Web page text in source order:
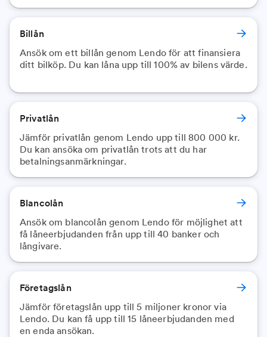
Billån
Ansök om ett billån genom Lendo för att finansiera
ditt bilköp. Du kan låna upp till 100% av bilens värde.
Privatlån
Jämför privatlån genom Lendo upp till 800 000 kr.
Du kan ansöka om privatlån trots att du har
betalningsanmärkningar.
Blancolån
Ansök om blancolån genom Lendo för möjlighet att
få låneerbjudanden från upp till 40 banker och
långivare.
Företagslån
Jämför företagslån upp till 5 miljoner kronor via
Lendo. Du kan få upp till 15 låneerbjudanden med
en enda ansökan.